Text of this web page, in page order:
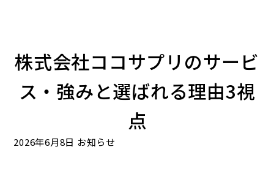
株式会社ココサプリのサービ
ス・強みと選ばれる理由3視
点
2026年6月8日 お知らせ